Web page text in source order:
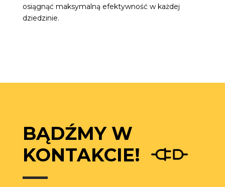
osiągnąć maksymalną efektywność w każdej
dziedzinie.
BĄDŹMY W
KONTAKCIE!